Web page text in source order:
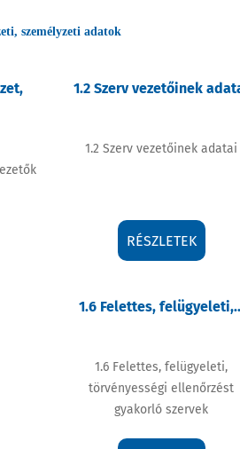
személyzeti adatok
1.2 Szerv vezetőinek
1.2 Szerv vezetőinek adatai
RÉSZLETEK
1.6 Felettes,
1.6 Felettes, felügyeleti,
törvényességi ellenőrzést
gyakorló szervek